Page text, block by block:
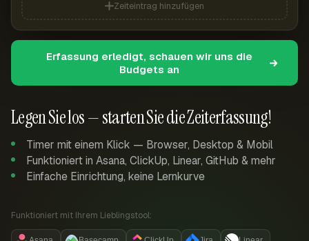
Legen Sie los — starten Sie die Zeiterfassung!
Timer mit einem Klick — Browser, Desktop & Mobil
Funktioniert in Asana, ClickUp, Linear, GitHub & mehr
Einfache Einrichtung, keine Lernkurve
Funktioniert mit Ihrem Lieblingstool:
Zeiteintrag hinzufügen
Erfassung erledigt, schauen wir uns die
Budgets an